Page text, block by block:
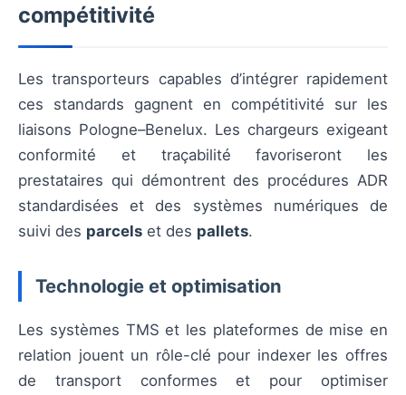
compétitivité
Les transporteurs capables d’intégrer rapidement
ces standards gagnent en compétitivité sur les
liaisons Pologne–Benelux. Les chargeurs exigeant
conformité et traçabilité favoriseront les
prestataires qui démontrent des procédures ADR
standardisées et des systèmes numériques de
suivi des parcels et des pallets.
Technologie et optimisation
Les systèmes TMS et les plateformes de mise en
relation jouent un rôle-clé pour indexer les offres
de transport conformes et pour optimiser